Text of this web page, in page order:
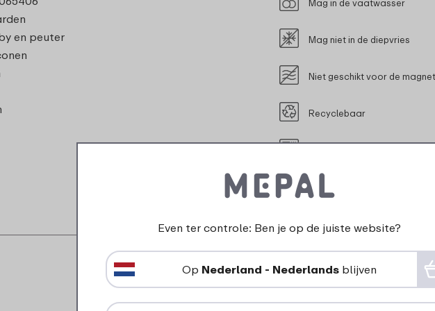
en peuter
Mag in de vaatwasser
Mag niet in de diepvries
Niet geschikt voor de
Recyclebaar
Geschikt voor contact met
Bijpassende
Even ter controle: Ben je op de juiste website?
Op Nederland - Nederlands blijven